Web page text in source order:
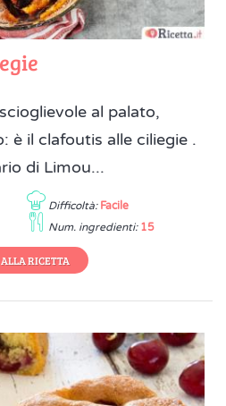
al palato,
è il clafoutis alle ciliegie .
di Limou...
Difficoltà: Facile
Num. ingredienti: 15
RICETTA